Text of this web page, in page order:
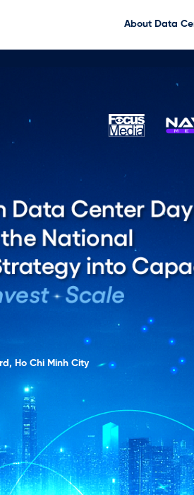
About Data
Ho Chi Minh City